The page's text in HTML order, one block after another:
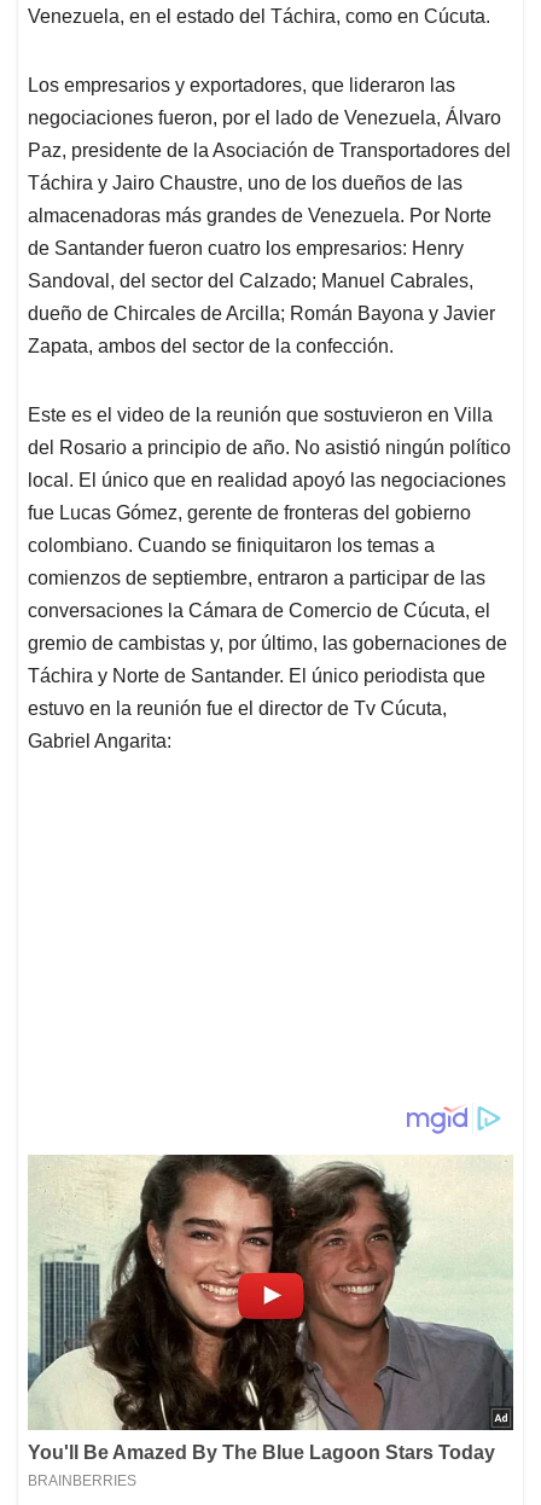
Venezuela, en el estado del Táchira, como en Cúcuta.
Los empresarios y exportadores, que lideraron las
negociaciones fueron, por el lado de Venezuela, Álvaro
Paz, presidente de la Asociación de Transportadores del
Táchira y Jairo Chaustre, uno de los dueños de las
almacenadoras más grandes de Venezuela. Por Norte
de Santander fueron cuatro los empresarios: Henry
Sandoval, del sector del Calzado; Manuel Cabrales,
dueño de Chircales de Arcilla; Román Bayona y Javier
Zapata, ambos del sector de la confección.
Este es el video de la reunión que sostuvieron en Villa
del Rosario a principio de año. No asistió ningún político
local. El único que en realidad apoyó las negociaciones
fue Lucas Gómez, gerente de fronteras del gobierno
colombiano. Cuando se finiquitaron los temas a
comienzos de septiembre, entraron a participar de las
conversaciones la Cámara de Comercio de Cúcuta, el
gremio de cambistas y, por último, las gobernaciones de
Táchira y Norte de Santander. El único periodista que
estuvo en la reunión fue el director de Tv Cúcuta,
Gabriel Angarita: